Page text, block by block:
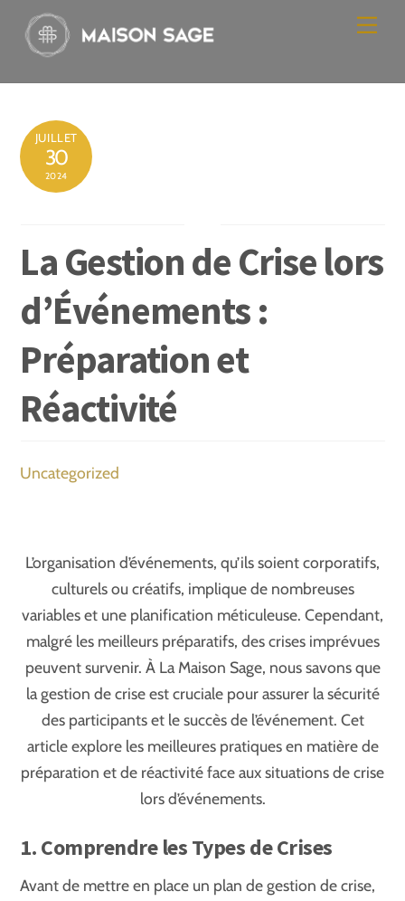
JUILLET
30
2024
La Gestion de Crise lors
d’Événements :
Préparation et
Réactivité
Uncategorized
L’organisation d’événements, qu’ils soient corporatifs,
culturels ou créatifs, implique de nombreuses
variables et une planification méticuleuse. Cependant,
malgré les meilleurs préparatifs, des crises imprévues
peuvent survenir. À La Maison Sage, nous savons que
la gestion de crise est cruciale pour assurer la sécurité
des participants et le succès de l’événement. Cet
article explore les meilleures pratiques en matière de
préparation et de réactivité face aux situations de crise
lors d’événements.
1. Comprendre les Types de Crises
Avant de mettre en place un plan de gestion de crise,